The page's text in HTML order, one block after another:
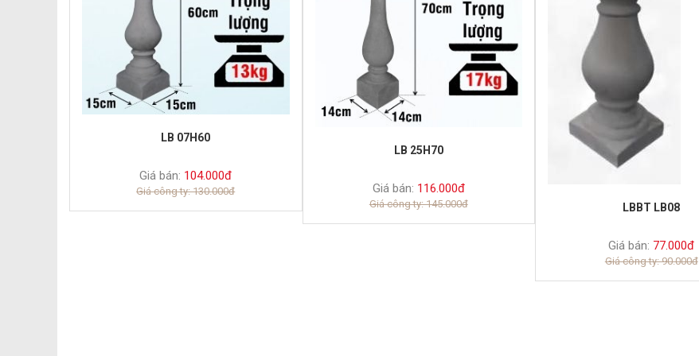
LB 07H60
Giá bán: 104.000đ
Giá công ty: 130.000đ
LB 25H70
Giá bán: 116.000đ
Giá công ty: 145.000đ LBBT LB08
Giá bán: 77.000đ
Giá công ty: 90.000đ